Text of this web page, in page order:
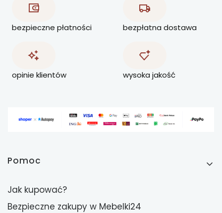
bezpieczne płatności bezpłatna dostawa
opinie klientów wysoka jakość
Linki w stopce
Pomoc
Jak kupować?
Bezpieczne zakupy w Mebelki24